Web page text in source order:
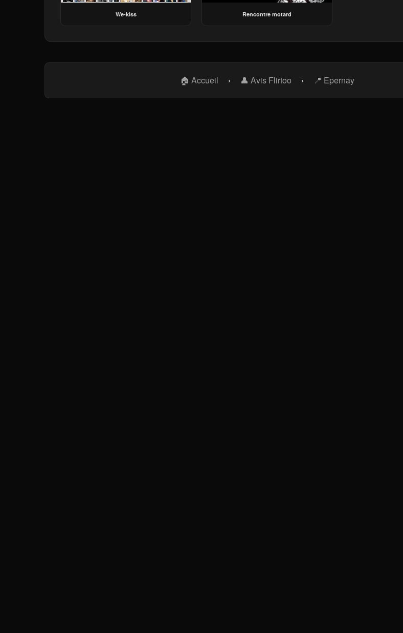
We-kiss Rencontre motard
🏠 Accueil › 👤 Avis Flirtoo › 📍 Epernay